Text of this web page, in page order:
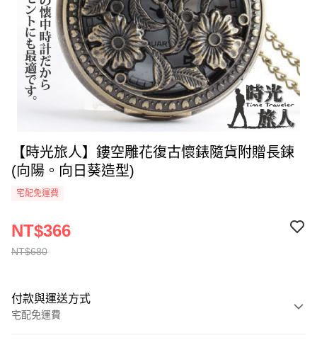
【時光旅人】鏤空雕花復古懷錶隨貨附贈長鍊
(向陽。向日葵造型)
宅配免運費
NT$680
NT$366
付款與運送方式
宅配免運費